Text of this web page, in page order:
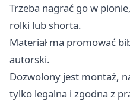
Trzeba nagrać go w
rolki lub shorta.
Materiał ma promować
autorski.
Dozwolony jest montaż,
tylko legalna i zgodna z